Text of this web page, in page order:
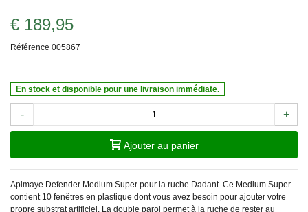
€ 189,95
Référence 005867
En stock et disponible pour une livraison immédiate.
- +
Ajouter au panier
Apimaye Defender Medium Super pour la ruche Dadant. Ce Medium Super
contient 10 fenêtres en plastique dont vous avez besoin pour ajouter votre
propre substrat artificiel. La double paroi permet à la ruche de rester au